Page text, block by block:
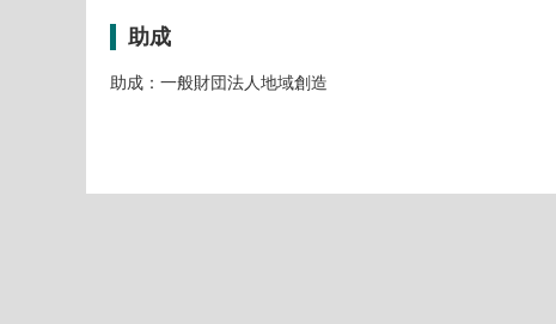
助成
助成：一般財団法人地域創造